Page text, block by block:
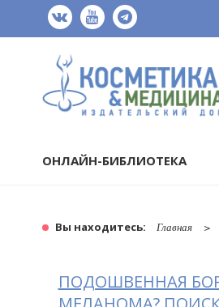
ОНЛАЙН-БИБЛИОТЕКА
Вы находитесь: Главная
ПОДОШВЕННАЯ